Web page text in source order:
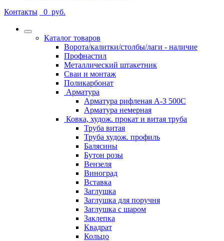
Контакты
0 руб.
Каталог товаров
Ворота/калитки/столбы/лаги - наличие
Профнастил
Металлический штакетник
Сваи и монтаж
Поликарбонат
Арматура
Арматура рифленая А-3 500С
Арматура немерная
Ковка, худож. прокат и витая труба
Труба витая
Труба худож. профиль
Балясины
Бутон розы
Вензеля
Виноград
Вставка
Заглушка
Заглушка для поручня
Заглушка с шаром
Заклепка
Квадрат
Кольцо